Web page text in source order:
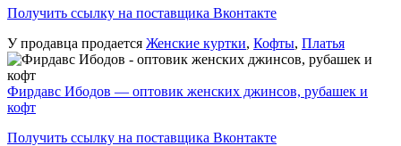
Получить ссылку на поставщика Вконтакте
У продавца продается Женские куртки, Кофты, Платья
Фирдавс Ибодов — оптовик женских джинсов, рубашек и
кофт
Получить ссылку на поставщика Вконтакте